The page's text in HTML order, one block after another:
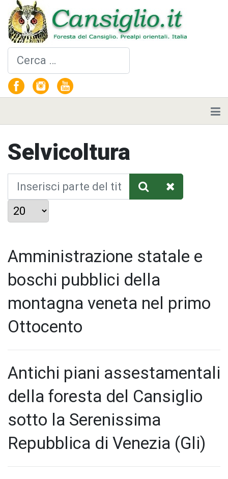
Cerca
Selvicoltura
Inserisci parte del titolo
Visualizza #
Amministrazione statale e
boschi pubblici della
montagna veneta nel primo
Ottocento
Antichi piani assestamentali
della foresta del Cansiglio
sotto la Serenissima
Repubblica di Venezia (Gli)